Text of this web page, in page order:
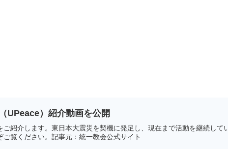
UPeace）紹介動画を公開
紹介します。東日本大震災を契機に発足し、現在まで活動を継続して
覧ください。記事元：統一教会公式サイト